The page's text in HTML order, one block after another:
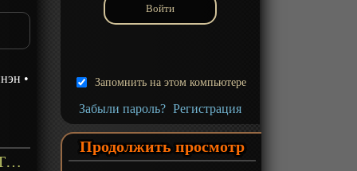
•
«Инициал Ди: Стадия первая» ТВ-1 - описание
Запомнить на этом компьютере
Забыли пароль? Регистрация
Продолжить просмотр